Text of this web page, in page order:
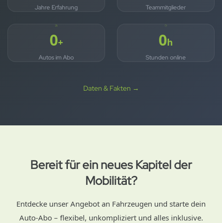
Jahre Erfahrung Teammitglieder
130
+
Autos im Abo
24
h
Stunden online
Daten & Fakten →
Bereit für ein neues Kapitel der
Mobilität?
Entdecke unser Angebot an Fahrzeugen und starte dein
Auto-Abo – flexibel, unkompliziert und alles inklusive.